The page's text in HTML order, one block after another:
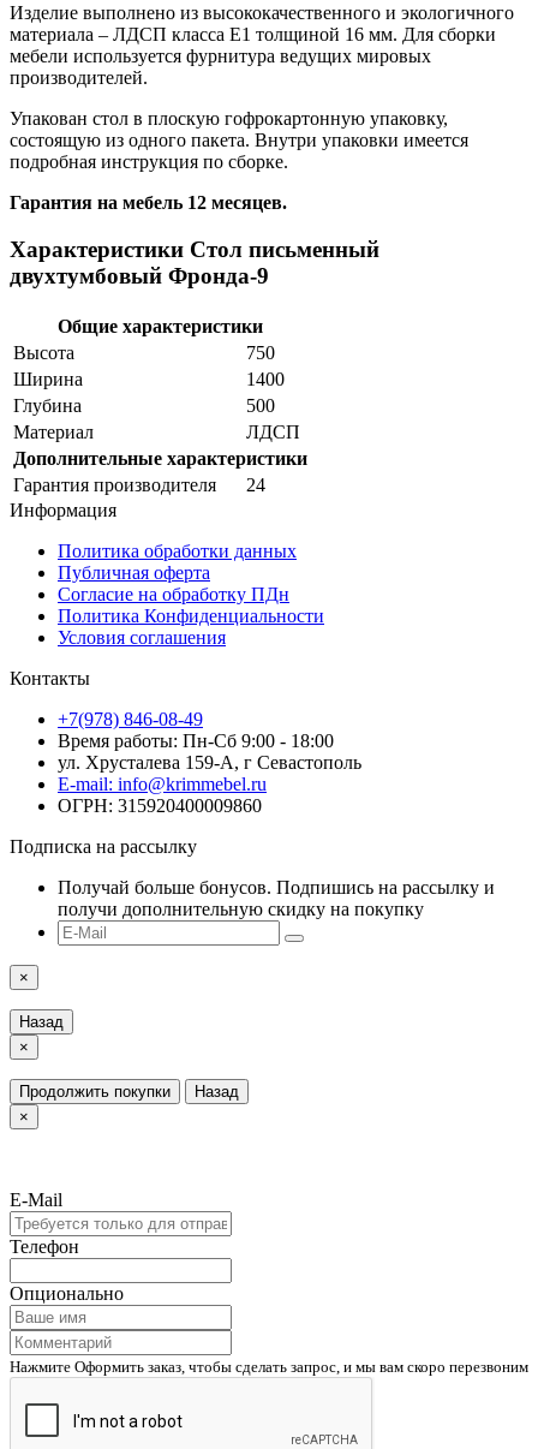
Изделие выполнено из высококачественного и экологичного
материала – ЛДСП класса Е1 толщиной 16 мм. Для сборки
мебели используется фурнитура ведущих мировых
производителей.
Упакован стол в плоскую гофрокартонную упаковку,
состоящую из одного пакета. Внутри упаковки имеется
подробная инструкция по сборке.
Гарантия на мебель 12 месяцев.
Характеристики Стол письменный
двухтумбовый Фронда-9
Общие характеристики
Высота
750
Ширина
1400
Глубина
500
Материал
ЛДСП
Дополнительные характеристики
Гарантия производителя
24
Информация
Политика обработки данных
Публичная оферта
Согласие на обработку ПДн
Политика Конфиденциальности
Условия соглашения
Контакты
+7(978) 846-08-49
Время работы: Пн-Сб 9:00 - 18:00
ул. Хрусталева 159-А, г Севастополь
E-mail: info@krimmebel.ru
ОГРН: 315920400009860
Подписка на рассылку
Получай больше бонусов. Подпишись на рассылку и
получи дополнительную скидку на покупку
×
Назад
×
Продолжить покупки
Назад
×
E-Mail
Телефон
Опционально
Нажмите Оформить заказ, чтобы сделать запрос, и мы вам скоро перезвоним